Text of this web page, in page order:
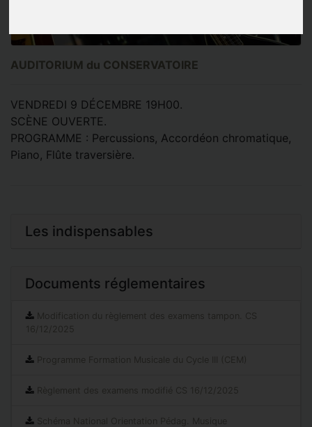
AUDITORIUM du CONSERVATOIRE
VENDREDI 9 DÉCEMBRE 19H00.
SCÈNE OUVERTE.
PROGRAMME : Percussions, Accordéon chromatique,
Piano, Flûte traversière.
Les indispensables
Documents réglementaires
Modification du règlement des examens tampon. CS
16/12/2025
Programme Formation Musicale du Cycle III (CEM)
Règlement des examens modifié CS 16/12/2025
Schéma National Orientation Pédag. Musique